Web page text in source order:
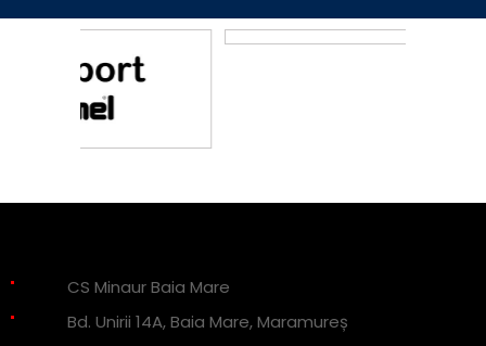
CS Minaur Baia Mare
Bd. Unirii 14A, Baia Mare, Maramureș